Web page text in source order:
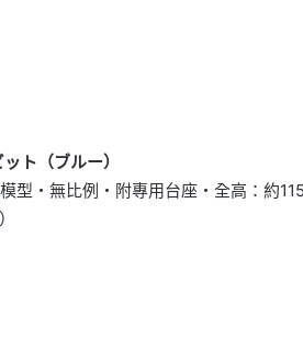
ト（ブルー）
型・無比例・附專用台座・全高：約